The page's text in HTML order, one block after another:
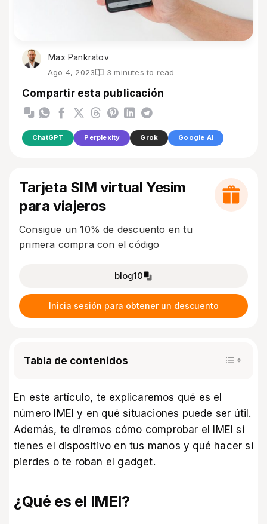
Max Pankratov
Ago 4, 2023 3 minutes to read
Compartir esta publicación
ChatGPT Perplexity Grok Google AI
Tarjeta SIM virtual Yesim
para viajeros
Consigue un 10% de descuento en tu
primera compra con el código
blog10
Inicia sesión para obtener un descuento
Tabla de contenidos
En este artículo, te explicaremos qué es el
número IMEI y en qué situaciones puede ser útil.
Además, te diremos cómo comprobar el IMEI si
tienes el dispositivo en tus manos y qué hacer si
pierdes o te roban el gadget.
¿Qué es el IMEI?